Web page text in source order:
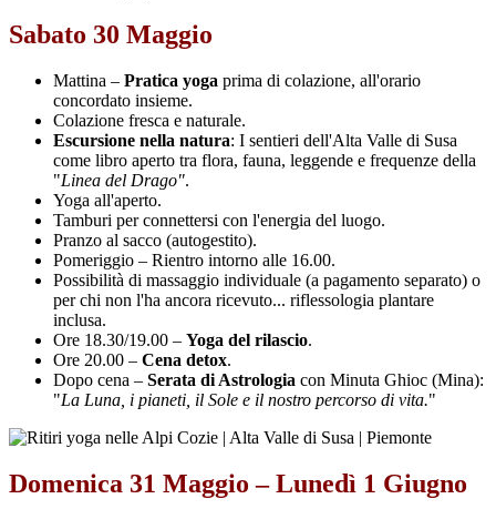
Sabato 30 Maggio
Mattina – Pratica yoga prima di colazione, all'orario
concordato insieme.
Colazione fresca e naturale.
Escursione nella natura: I sentieri dell'Alta Valle di Susa
come libro aperto tra flora, fauna, leggende e frequenze della
"Linea del Drago".
Yoga all'aperto.
Tamburi per connettersi con l'energia del luogo.
Pranzo al sacco (autogestito).
Pomeriggio – Rientro intorno alle 16.00.
Possibilità di massaggio individuale (a pagamento separato) o
per chi non l'ha ancora ricevuto... riflessologia plantare
inclusa.
Ore 18.30/19.00 – Yoga del rilascio.
Ore 20.00 – Cena detox.
Dopo cena – Serata di Astrologia con Minuta Ghioc (Mina):
"La Luna, i pianeti, il Sole e il nostro percorso di vita."
Domenica 31 Maggio – Lunedì 1 Giugno